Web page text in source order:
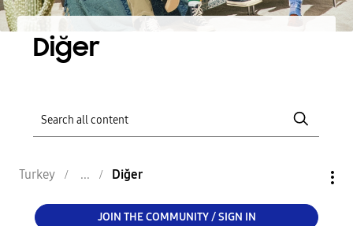
Diğer
Turkey Diğer
JOIN THE COMMUNITY / SIGN IN